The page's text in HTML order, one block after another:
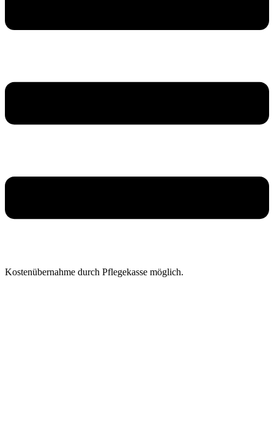
Kosten­übernahme durch Pflegekasse möglich.